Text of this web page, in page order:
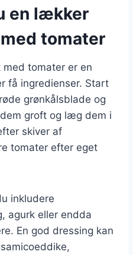
en lækker
tomater
med tomater er en
få ingredienser. Start
grønkålsblade og
groft og læg dem i
skiver af
tomater efter eget
inkludere
agurk eller endda
En god dressing kan